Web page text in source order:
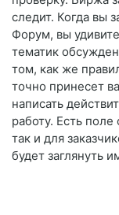
следит. Когда вы
Форум, вы
тематик
том, как же
точно принесет
написать
работу. Есть
так и для
будет заглянуть